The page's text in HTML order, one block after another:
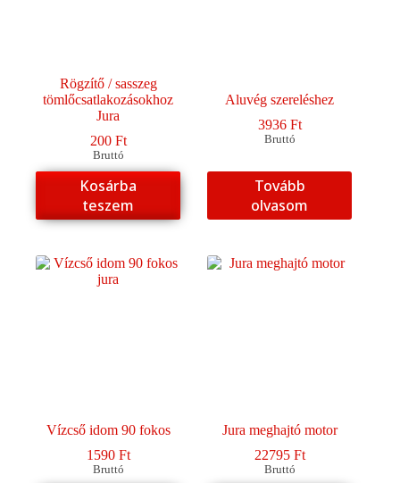
Rögzítő / sasszeg
tömlőcsatlakozásokhoz
Jura
200 Ft
Bruttó
Kosárba
teszem
Aluvég szereléshez
3936 Ft
Bruttó
Tovább
olvasom
Vízcső idom 90 fokos
1590 Ft
Bruttó
Jura meghajtó motor
22795 Ft
Bruttó